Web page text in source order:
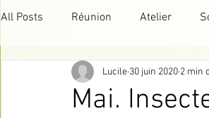
All Posts Réunion Atelier
Au jardin mois après mois
Mai.
Lucile 30 juin 2020 2 min